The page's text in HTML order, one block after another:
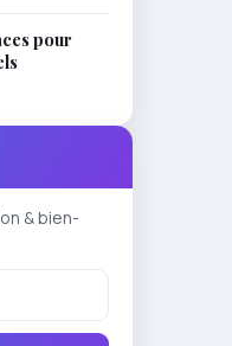
pour
& bien-